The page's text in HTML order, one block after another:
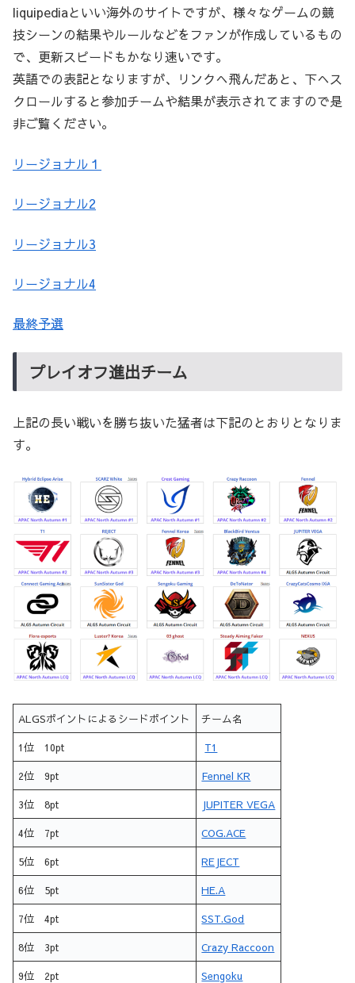
liquipediaといい海外のサイトですが、様々なゲームの競
技シーンの結果やルールなどをファンが作成しているもの
で、更新スピードもかなり速いです。
英語での表記となりますが、リンクへ飛んだあと、下へス
クロールすると参加チームや結果が表示されてますので是
非ご覧ください。
リージョナル１
リージョナル2
リージョナル3
リージョナル4
最終予選
プレイオフ進出チーム
上記の長い戦いを勝ち抜いた猛者は下記のとおりとなりま
す。
ALGSポイントによるシードポイント チーム名
1位 10pt T1
2位 9pt Fennel KR
3位 8pt JUPITER VEGA
4位 7pt COG.ACE
5位 6pt REJECT
6位 5pt HE.A
7位 4pt SST.God
8位 3pt Crazy Raccoon
9位 2pt Sengoku